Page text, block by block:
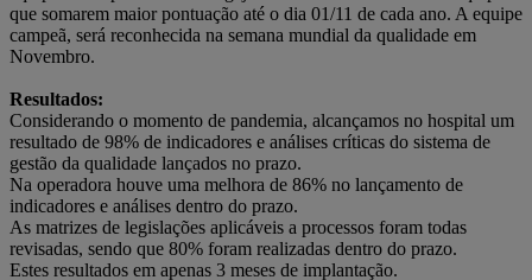
que somarem maior pontuação até o dia 01/11 de cada ano. A equipe
campeã, será reconhecida na semana mundial da qualidade em
Novembro.
Resultados:
Considerando o momento de pandemia, alcançamos no hospital um
resultado de 98% de indicadores e análises críticas do sistema de
gestão da qualidade lançados no prazo.
Na operadora houve uma melhora de 86% no lançamento de
indicadores e análises dentro do prazo.
As matrizes de legislações aplicáveis a processos foram todas
revisadas, sendo que 80% foram realizadas dentro do prazo.
Estes resultados em apenas 3 meses de implantação.